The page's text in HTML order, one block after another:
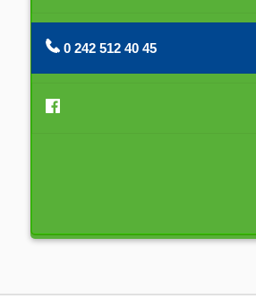
0 242 512 40 45